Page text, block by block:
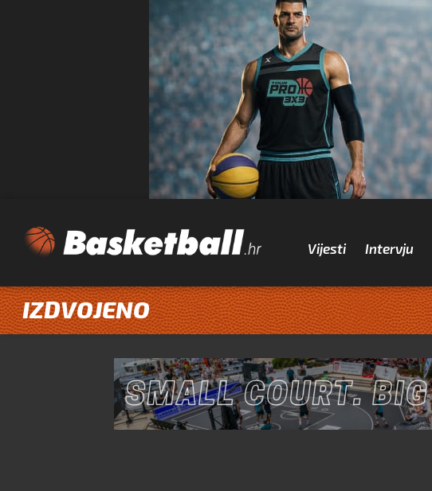
Vijesti Intervju
IZDVOJENO